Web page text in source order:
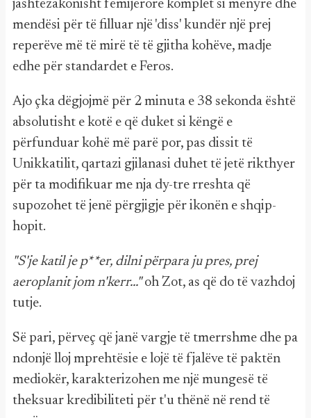
jashtëzakonisht fëmijërore komplet si mënyrë dhe
mendësi për të filluar një 'diss' kundër një prej
reperëve më të mirë të të gjitha kohëve, madje
edhe për standardet e Feros.
Ajo çka dëgjojmë për 2 minuta e 38 sekonda është
absolutisht e kotë e që duket si këngë e
përfunduar kohë më parë por, pas dissit të
Unikkatilit, qartazi gjilanasi duhet të jetë rikthyer
për ta modifikuar me nja dy-tre rreshta që
supozohet të jenë përgjigje për ikonën e shqip-
hopit.
"S'je katil je p**er, dilni përpara ju pres, prej
aeroplanit jom n'kerr..."oh Zot, as që do të vazhdoj
tutje.
Së pari, përveç që janë vargje të tmerrshme dhe pa
ndonjë lloj mprehtësie e lojë të fjalëve të paktën
mediokër, karakterizohen me një mungesë të
theksuar kredibiliteti për t'u thënë në rend të